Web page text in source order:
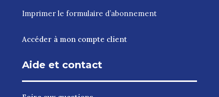
Imprimer le formulaire d’abonnement
Accéder à mon compte client
Aide et contact